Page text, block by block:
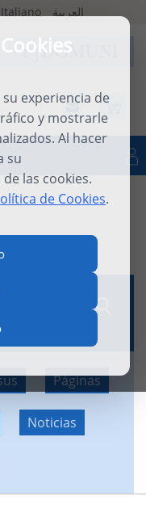
experiencia de
y mostrarle
Al hacer
su
las cookies.
de Cookies.
Italiano العربية
Páginas
Noticias